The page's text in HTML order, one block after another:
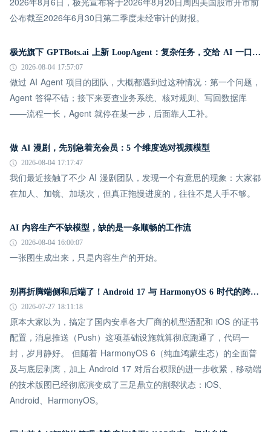
公布截至2026年6月30日第二季度未经审计的财报。
极光旗下 GPTBots.ai 上新 LoopAgent：复杂任务，交给 AI 一口气跑完
2026-08-04 17:57:07
做过 AI Agent 项目的团队，大概都遇到过这种情况：第一个问题，
Agent 答得不错；接下来要查业务系统、核对规则、写回数据库
——流程一长，Agent 就停在某一步，后面靠人工补。
做 AI 漫剧，先别急着充会员：5 个维度选对视频模型
2026-08-04 17:17:47
我们最近接触了不少 AI 漫剧团队，发现一个有意思的现象：大家都
在加人、加镜、加场次，但真正拖慢进度的，往往不是人手不够。
AI 内容生产不缺模型，缺的是一条顺畅的工作流
2026-08-04 16:00:07
一张图生成出来，只是内容生产的开始。
别再折腾端侧和后端了！Android 17 与 HarmonyOS 6 时代的跨平台推送指南
2026-07-27 18:11:18
原本大家以为，搞定了国内安卓各大厂商的机型适配和 iOS 的证书
配置，消息推送（Push）这项基础设施就算彻底跑通了，代码一
封，岁月静好。 但随着 HarmonyOS 6（纯血鸿蒙生态）的全面普
及与底层剥离，加上 Android 17 对后台权限的进一步收紧，移动端
的技术版图已经彻底演变成了三足鼎立的割裂状态：iOS、
Android、HarmonyOS。